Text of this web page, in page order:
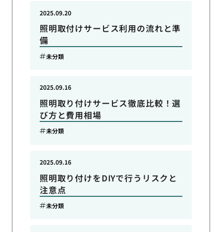
照明取付けサービス利用の流れと準
備
2025.09.20
未分類
照明取り付けサービス徹底比較！選
び方と費用相場
2025.09.16
未分類
照明取り付けをDIYで行うリスクと
注意点
2025.09.16
未分類